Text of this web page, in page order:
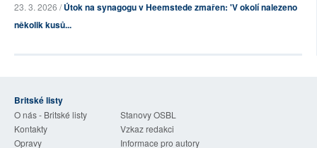
23. 3. 2026 /Útok na synagogu v Heemstede zmařen: 'V okolí nalezeno
několik kusů...
Britské listy
O nás - Britské listy
Stanovy OSBL
Kontakty
Vzkaz redakci
Opravy
Informace pro autory